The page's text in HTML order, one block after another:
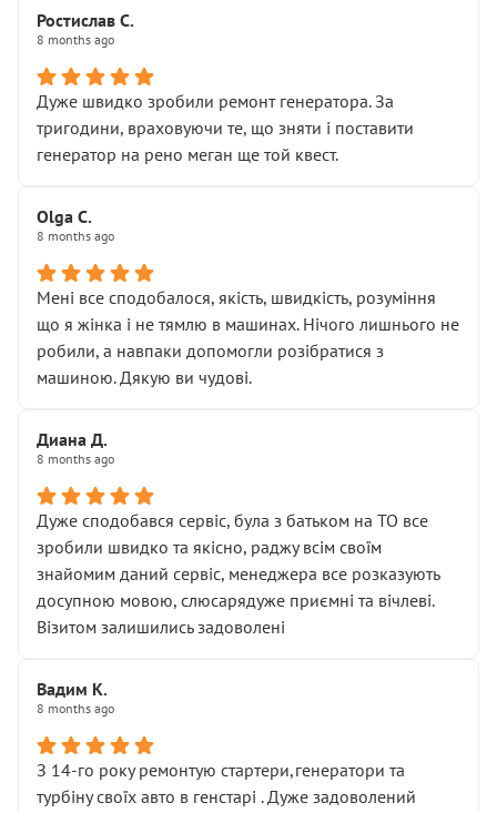
Хотілося б більше:
• належної уваги до авто
• прозорості в роботах і рахунках
• реальної діагностики, а не формального
“подивились і поїхав”
На жаль, складається враження, що сервіс працює не
Стосовно комунікації - все добре
звертатися до цього автосервісу.
Ростислав С.
8 months ago
Дуже швидко зробили ремонт генератора. За
тригодини, враховуючи те, що зняти і поставити
генератор на рено меган ще той квест.
Olga С.
8 months ago
Мені все сподобалося, якість, швидкість, розуміння
що я жінка і не тямлю в машинах. Нічого лишнього не
робили, а навпаки допомогли розібратися з
машиною. Дякую ви чудові.
Диана Д.
8 months ago
Дуже сподобався сервіс, була з батьком на ТО все
зробили швидко та якісно, раджу всім своїм
знайомим даний сервіс, менеджера все розказують
досупною мовою, слюсарядуже приємні та вічлеві.
Візитом залишились задоволені
Вадим К.
8 months ago
З 14-го року ремонтую стартери,генератори та
турбіну своїх авто в генстарі . Дуже задоволений